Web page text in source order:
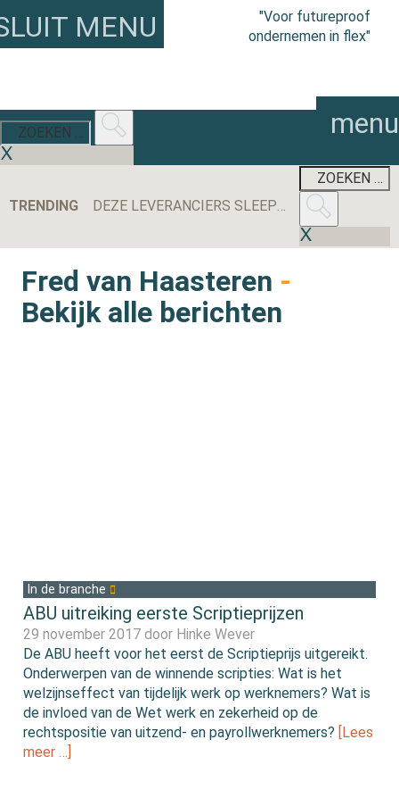
"Voor futureproof
ondernemen in flex"
MENU
menu
TRENDING DEZE LEVERANCIERS SLEEPTEN DE MEESTE AANBESTEDINGEN BINNEN IN 2025
Fred van Haasteren -
Bekijk alle berichten
In de branche
ABU uitreiking eerste Scriptieprijzen
29 november 2017 door Hinke Wever
De ABU heeft voor het eerst de Scriptieprijs uitgereikt.
Onderwerpen van de winnende scripties: Wat is het
welzijnseffect van tijdelijk werk op werknemers? Wat is
de invloed van de Wet werk en zekerheid op de
rechtspositie van uitzend- en payrollwerknemers?
[Lees
meer …]